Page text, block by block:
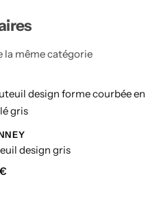
la même catégorie
design gris
€